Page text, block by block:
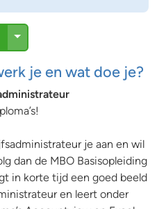
Toggle Dropdown
je en wat doe je?
je aan en wil
dan de MBO Basisopleiding
in korte tijd een goed beeld
en leert onder